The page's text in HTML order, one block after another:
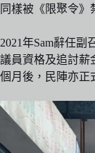
同樣被《限聚令》
2021年Sam辭任
議員資格及追討薪
個月後，民陣亦正